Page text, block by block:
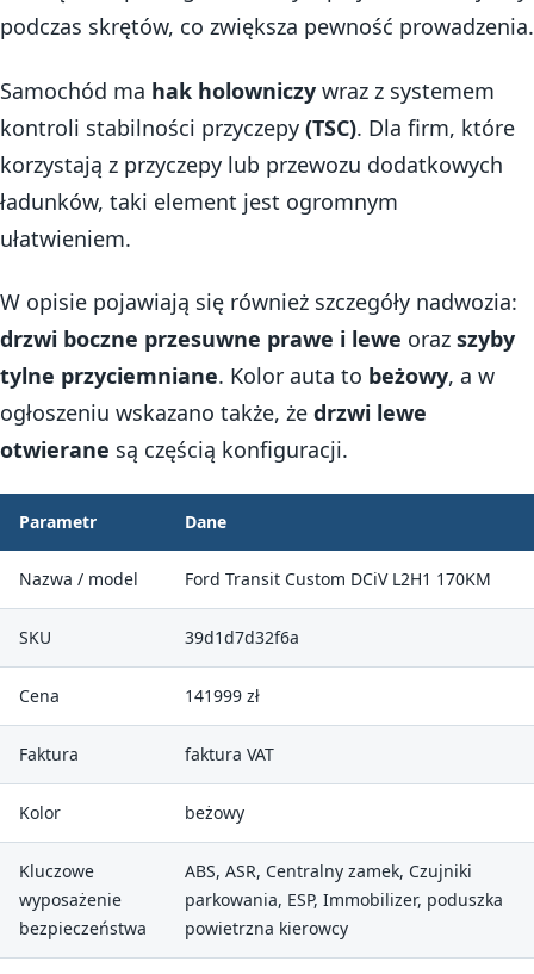
podczas skrętów, co zwiększa pewność prowadzenia.
Samochód ma hak holowniczy wraz z systemem
kontroli stabilności przyczepy (TSC). Dla firm, które
korzystają z przyczepy lub przewozu dodatkowych
ładunków, taki element jest ogromnym
ułatwieniem.
W opisie pojawiają się również szczegóły nadwozia:
drzwi boczne przesuwne prawe i lewe oraz szyby
tylne przyciemniane. Kolor auta to beżowy, a w
ogłoszeniu wskazano także, że drzwi lewe
otwierane są częścią konfiguracji.
Parametr Dane
Nazwa / model Ford Transit Custom DCiV L2H1 170KM
SKU 39d1d7d32f6a
Cena 141999 zł
Faktura faktura VAT
Kolor beżowy
Kluczowe
wyposażenie
bezpieczeństwa
ABS, ASR, Centralny zamek, Czujniki
parkowania, ESP, Immobilizer, poduszka
powietrzna kierowcy